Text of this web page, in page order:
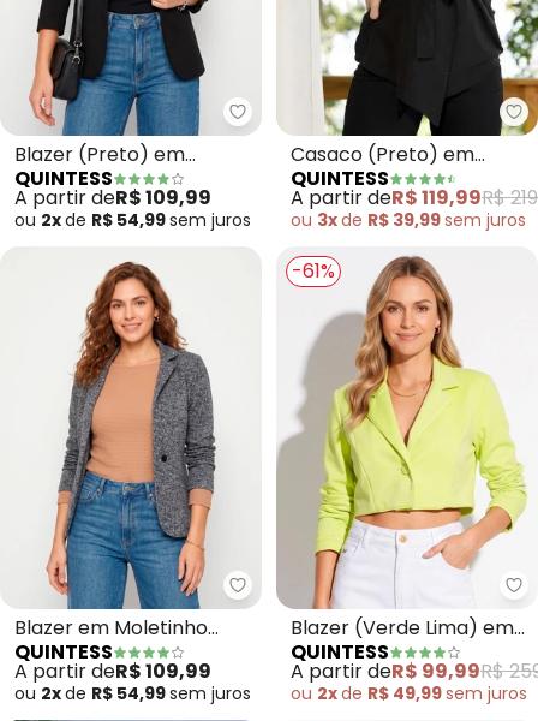
Quintess - Blazer (Preto) em
Blazer (Preto) em
Moletinho
QUINTESS
A partir deR$ 109,99
ou 2xde R$ 54,99sem juros
Casaco (Preto) em
Crepe Plano com Faixa
QUINTESS
A partir deR$ 119,99R$
ou 3xde R$ 39,99sem juros
Quintess - Blazer em
Blazer em Moletinho
(Abstrato Preto)
QUINTESS
A partir deR$ 109,99
ou 2xde R$ 54,99sem juros
-61%
Blazer (Verde Lima) em
Alfaiataria
QUINTESS
A partir deR$ 99,99R$
ou 2xde R$ 49,99sem juros